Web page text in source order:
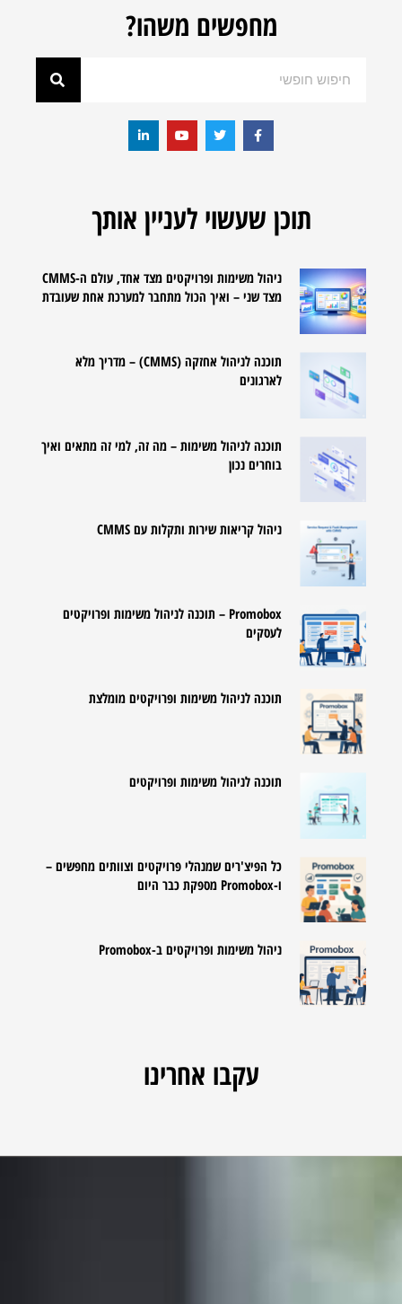
מחפשים משהו?
תוכן שעשוי לעניין אותך
ניהול משימות ופרויקטים מצד אחד, עולם ה-CMMS
מצד שני – ואיך הכול מתחבר למערכת אחת שעובדת
תוכנה לניהול אחזקה (CMMS) – מדריך מלא
לארגונים
תוכנה לניהול משימות – מה זה, למי זה מתאים ואיך
בוחרים נכון
ניהול קריאות שירות ותקלות עם CMMS
Promobox – תוכנה לניהול משימות ופרויקטים
לעסקים
תוכנה לניהול משימות ופרויקטים מומלצת
תוכנה לניהול משימות ופרויקטים
כל הפיצ'רים שמנהלי פרויקטים וצוותים מחפשים –
ו-Promobox מספקת כבר היום
ניהול משימות ופרויקטים ב-Promobox
עקבו אחרינו